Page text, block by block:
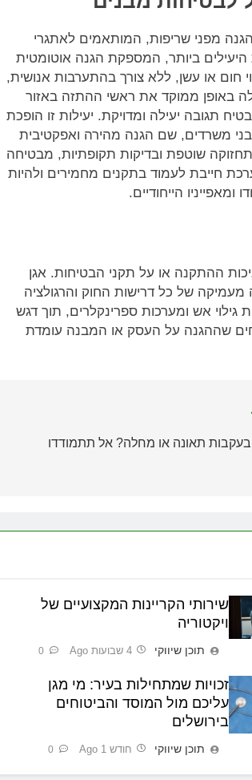
מפני שריפות, המותאמים לאתגרי
ביותר, המספקת הגנה אוטומטית
חום או עשן, ללא צורך בהתערבות אנושית,
באופן ממוקד את ראשי ההתזה באזור
תגובה יעילה ומדויקת. יעילות זו הופכת
משרדים, שם הגנה מהירה ואפקטיבית
שוטפת ובדיקות תקופתיות, מבטיחה
חייבת לעמוד בתקנים מחמירים ולהיות
הייחודיים.
ההתקנה או על תקני הבטיחות. אגן
של כל דרישות החוק והרגולציה
אש ומערכות ספרינקלרים, תוך דגש
שההגנה על העסק או המבנה עומדת
תאונה או מחלה? אל תתמודדו
שירותי הקריינות המקצועיים של
ויקטוריה
תוכן שיווקי 4 שבועות Ago 0
זכויות שמתחילות בעיר: מי מגן
עליכם מול המוסד והביטוחים
בירושלים
תוכן שיווקי חודש 1 Ago 0